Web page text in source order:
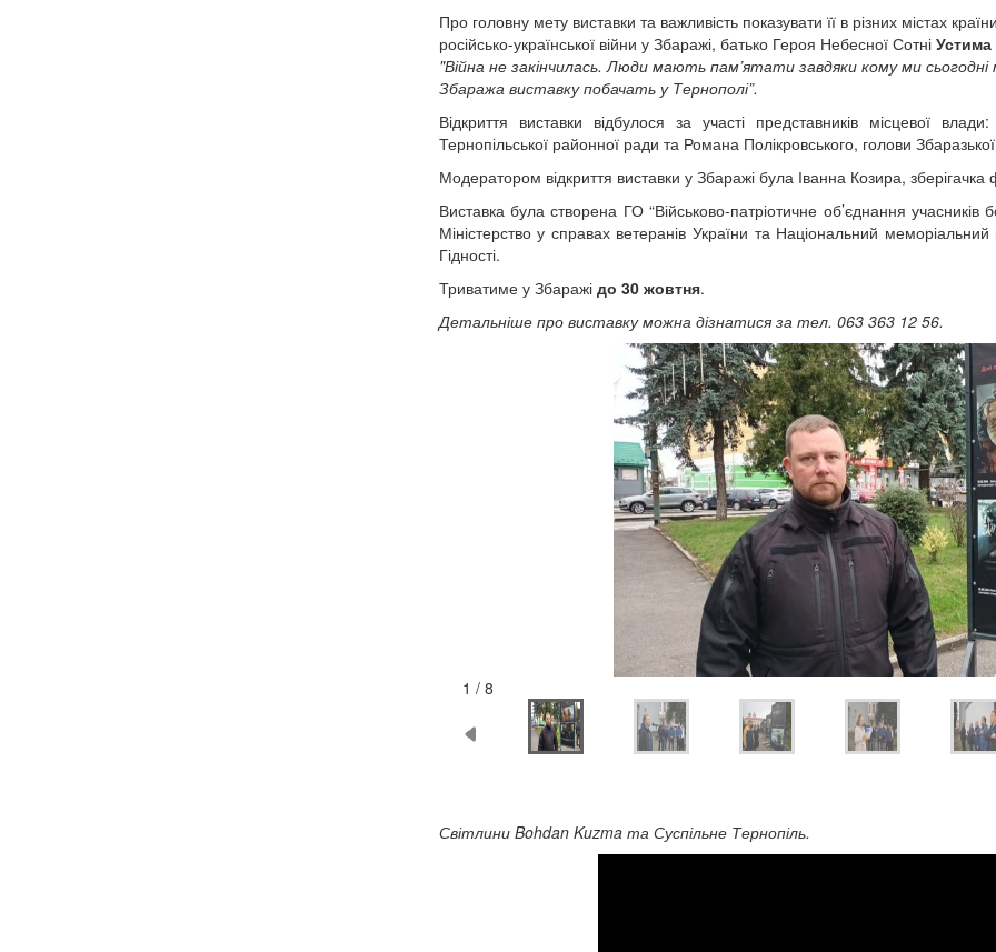
Про головну мету виставки та важливість показувати її в різних містах
російсько-української війни у Збаражі, батько Героя Небесної Сотні
"Війна не закінчилась. Люди мають пам’ятати завдяки кому ми
Збаража виставку побачать у Тернополі”.
Відкриття виставки відбулося за участі представників місцевої
Тернопільської районної ради та Романа Полікровського, голови
Модератором відкриття виставки у Збаражі була Іванна Козира,
Виставка була створена ГО “Військово-патріотичне об’єднання
Міністерство у справах ветеранів України та Національний
Гідності.
Триватиме у Збаражі до 30 жовтня.
Детальніше про виставку можна дізнатися за тел. 063 363 12 56.
1 / 8
Світлини Bohdan Kuzma та Суспільне Тернопіль.